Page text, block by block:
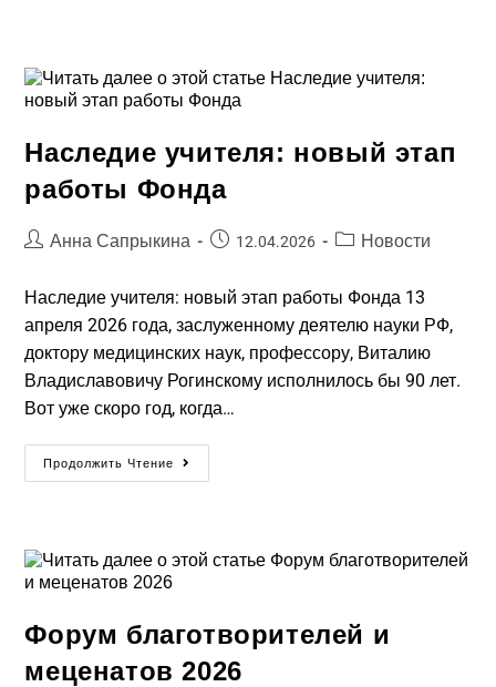
Наследие учителя: новый этап
работы Фонда
Анна Сапрыкина 12.04.2026 Новости
Наследие учителя: новый этап работы Фонда 13
апреля 2026 года, заслуженному деятелю науки РФ,
доктору медицинских наук, профессору, Виталию
Владиславовичу Рогинскому исполнилось бы 90 лет.
Вот уже скоро год, когда…
Продолжить Чтение
Форум благотворителей и
меценатов 2026